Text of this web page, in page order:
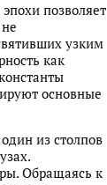
позволяет
узким
как
основные
из столпов
Обращаясь к